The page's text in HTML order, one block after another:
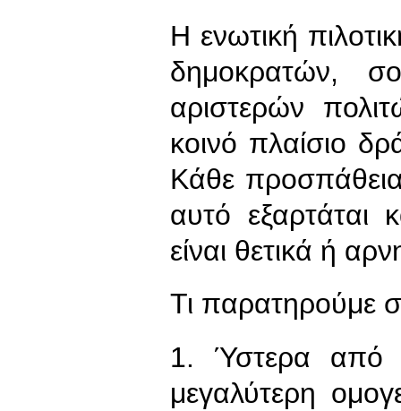
Η ενωτική
δημοκρατών,
αριστερών
κοινό πλαίσιο
Κάθε
αυτό εξαρτάται
είναι θετικά ή
Τι παρατηρούμε
1. Ύστερα από
μεγαλύτερη